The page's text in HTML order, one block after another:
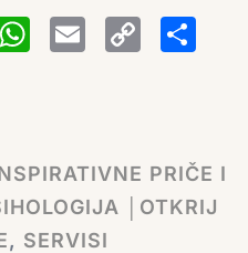
Email
PRIČE I
│OTKRIJ
, SERVISI